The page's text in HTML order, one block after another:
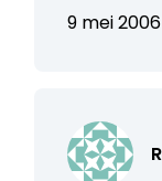
9 mei